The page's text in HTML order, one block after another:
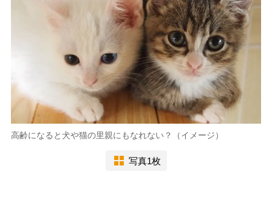
高齢になると犬や猫の里親にもなれない？（イメージ）
写真1枚